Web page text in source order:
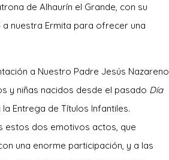
de Alhaurín el Grande, con su
nuestra Ermita para ofrecer una
a Nuestro Padre Jesús Nazareno
y niñas nacidos desde el pasado Día
Entrega de Títulos Infantiles.
estos dos emotivos actos, que
una enorme participación, y a las